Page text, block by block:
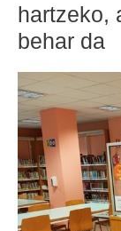
hartzeko,
behar da